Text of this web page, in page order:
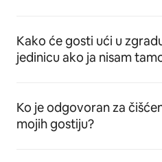
Kako će gosti ući u
jedinicu ako ja nisam
Ko je odgovoran za
mojih gostiju?